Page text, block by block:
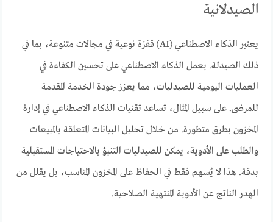
الصيدلانية
يعتبر الذكاء الاصطناعي (AI) قفزة نوعية في مجالات متنوعة، بما في
ذلك الصيدلة. يعمل الذكاء الاصطناعي على تحسين الكفاءة في
العمليات اليومية للصيدليات، مما يعزز جودة الخدمة المقدمة
للمرضى. على سبيل المثال، تساعد تقنيات الذكاء الاصطناعي في إدارة
المخزون بطرق متطورة. من خلال تحليل البيانات المتعلقة بالمبيعات
والطلب على الأدوية، يمكن للصيدليات التنبؤ بالاحتياجات المستقبلية
بدقة. هذا لا يُسهم فقط في الحفاظ على المخزون المناسب، بل يقلل من
الهدر الناتج عن الأدوية المنتهية الصلاحية.